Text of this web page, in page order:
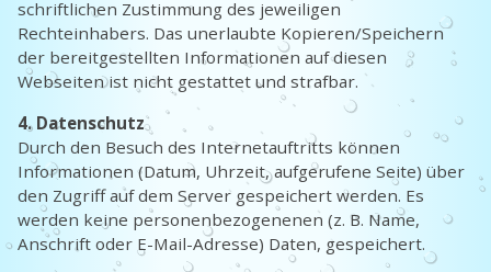
schriftlichen Zustimmung des jeweiligen
Rechteinhabers. Das unerlaubte Kopieren/Speichern
der bereitgestellten Informationen auf diesen
Webseiten ist nicht gestattet und strafbar.
4. Datenschutz
Durch den Besuch des Internetauftritts können
Informationen (Datum, Uhrzeit, aufgerufene Seite) über
den Zugriff auf dem Server gespeichert werden. Es
werden keine personenbezogenenen (z. B. Name,
Anschrift oder E-Mail-Adresse) Daten, gespeichert.